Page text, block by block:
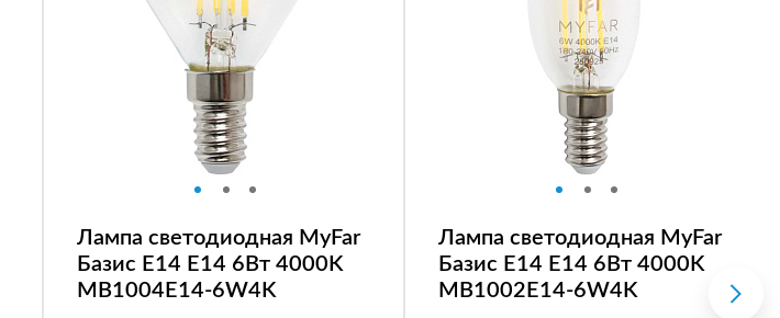
Лампа светодиодная MyFar
Базис E14 E14 6Вт 4000K
MB1004E14-6W4K
Лампа светодиодная MyFar
Базис E14 E14 6Вт 4000K
MB1002E14-6W4K